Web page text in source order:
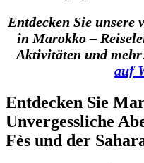
Entdecken Sie
in Marokko –
Aktivitäten und mehr.
auf
Entdecken Sie
Unvergessliche
Fès und der